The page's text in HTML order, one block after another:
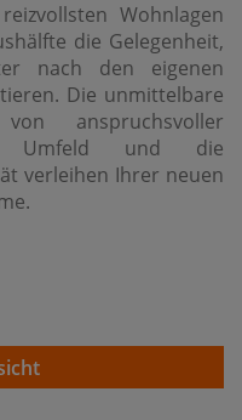
Wohnlagen
die Gelegenheit,
nach den eigenen
Die unmittelbare
anspruchsvoller
Umfeld und die
verleihen Ihrer neuen